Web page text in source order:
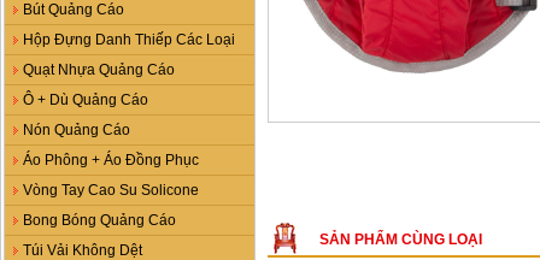
Bút Quảng Cáo
Hộp Đựng Danh Thiếp Các Loại
Quạt Nhựa Quảng Cáo
Ô + Dù Quảng Cáo
Nón Quảng Cáo
Áo Phông + Áo Đồng Phục
Vòng Tay Cao Su Solicone
Bong Bóng Quảng Cáo
Túi Vải Không Dệt
SẢN PHẨM CÙNG LOẠI